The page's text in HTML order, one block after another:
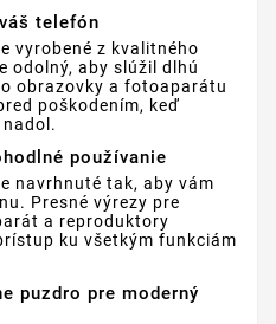
telefón
vyrobené z kvalitného
odolný, aby slúžil dlhú
obrazovky a fotoaparátu
poškodením, keď
používanie
navrhnuté tak, aby vám
Presné výrezy pre
a reproduktory
ku všetkým funkciám
puzdro pre moderný